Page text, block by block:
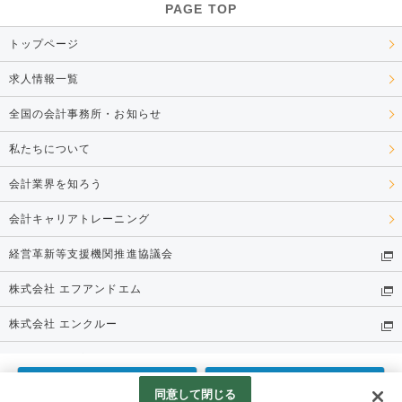
PAGE TOP
トップページ
求人情報一覧
全国の会計事務所・お知らせ
私たちについて
会計業界を知ろう
会計キャリアトレーニング
経営革新等支援機関推進協議会
株式会社 エフアンドエム
株式会社 エンクルー
© 株式会社 エンクルー
同意して閉じる